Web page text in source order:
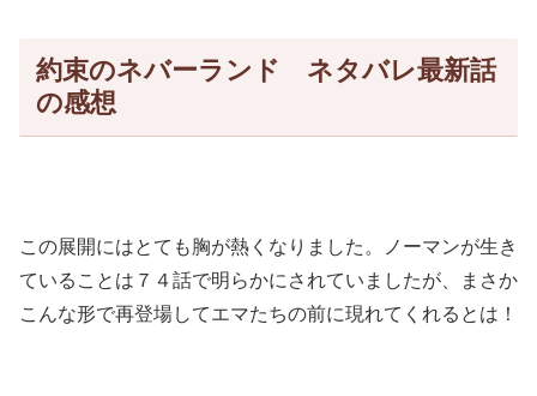
約束のネバーランド ネタバレ最新話
の感想
この展開にはとても胸が熱くなりました。ノーマンが生き
ていることは７４話で明らかにされていましたが、まさか
こんな形で再登場してエマたちの前に現れてくれるとは！